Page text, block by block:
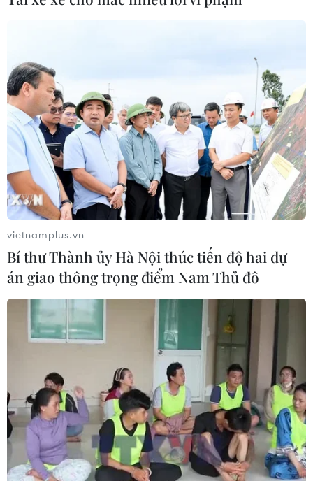
vietnamplus.vn
Bí thư Thành ủy Hà Nội thúc tiến độ hai dự
án giao thông trọng điểm Nam Thủ đô